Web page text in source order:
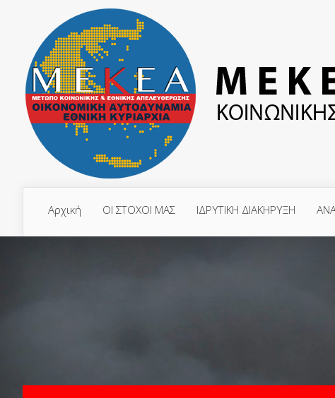
Αρχική ΟΙ ΣΤΟΧΟΙ ΜΑΣ ΙΔΡΥΤΙΚΗ ΔΙΑΚΗΡΥΞΗ